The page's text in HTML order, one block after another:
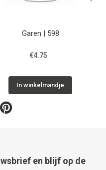
Garen | 598
€4.75
In winkelmandje
en blijf op de